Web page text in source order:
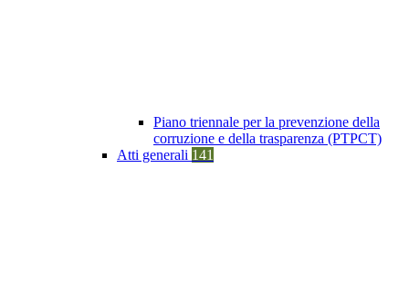
Piano triennale per la prevenzione della
corruzione e della trasparenza (PTPCT)
Atti generali 141